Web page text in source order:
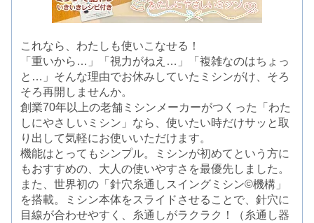
これなら、わたしも使いこなせる！
「重いから…」「視力がねえ…」「複雑なのはちょっ
と…」そんな理由でお休みしていたミシンがけ、そろ
そろ再開しませんか。
創業70年以上の老舗ミシンメーカーがつくった「わた
しにやさしいミシン」なら、使いたい時だけサッと取
り出して気軽にお使いいただけます。
機能はとってもシンプル。ミシンが初めてという方に
もおすすめの、大人の使いやすさを最優先しました。
また、世界初の「針穴糸通しスイングミシン©機構」
を搭載。ミシン本体をスライドさせることで、針穴に
目線が合わせやすく、糸通しがラクラク！（糸通し器